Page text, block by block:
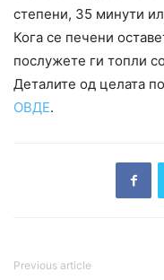
степени, 35 минути
Кога се печени
послужете ги топли
Деталите од целата
ОВДЕ.
Previous article